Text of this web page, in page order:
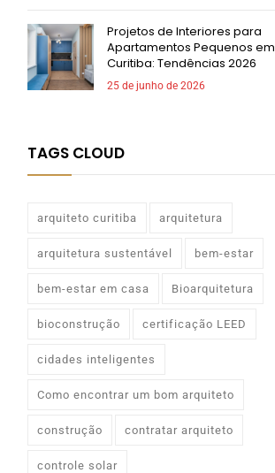
Projetos de Interiores para
Apartamentos Pequenos em
Curitiba: Tendências 2026
25 de junho de 2026
TAGS CLOUD
arquiteto curitiba arquitetura
arquitetura sustentável bem-estar
bem-estar em casa Bioarquitetura
bioconstrução certificação LEED
cidades inteligentes
Como encontrar um bom arquiteto
construção contratar arquiteto
controle solar